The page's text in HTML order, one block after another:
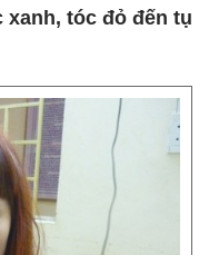
tóc đỏ đến tụ